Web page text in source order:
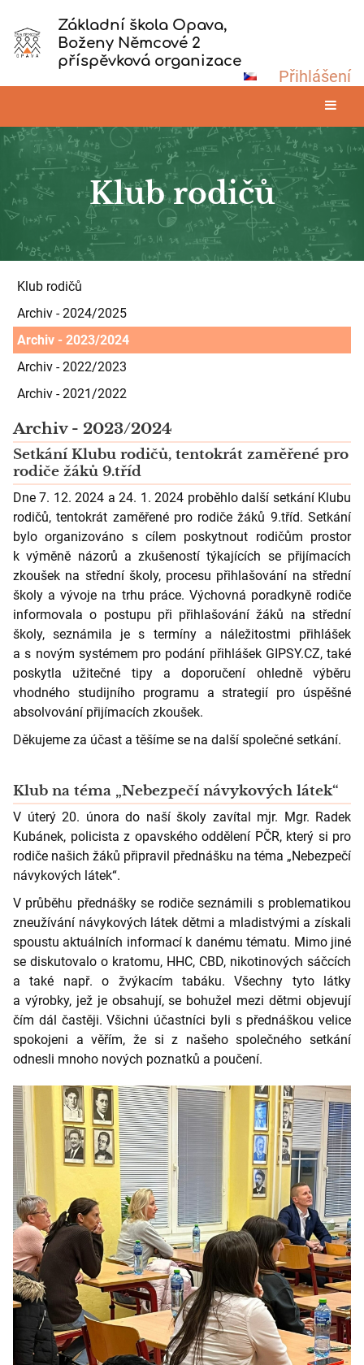
Základní škola Opava,
Boženy Němcové 2
příspěvková organizace
Přihlášení
Klub rodičů
Klub
rodičů
Klub rodičů
Archiv - 2024/2025
Archiv - 2023/2024
Archiv - 2022/2023
Archiv - 2021/2022
Archiv - 2023/2024
Setkání Klubu rodičů, tentokrát zaměřené pro
rodiče žáků 9.tříd
Dne 7. 12. 2024 a 24. 1. 2024 proběhlo další setkání Klubu
rodičů, tentokrát zaměřené pro rodiče žáků 9.tříd. Setkání
bylo organizováno s cílem poskytnout rodičům prostor
k výměně názorů a zkušeností týkajících se přijímacích
zkoušek na střední školy, procesu přihlašování na střední
školy a vývoje na trhu práce. Výchovná poradkyně rodiče
informovala o postupu při přihlašování žáků na střední
školy, seznámila je s termíny a náležitostmi přihlášek
a s novým systémem pro podání přihlášek GIPSY.CZ, také
poskytla užitečné tipy a doporučení ohledně výběru
vhodného studijního programu a strategií pro úspěšné
absolvování přijímacích zkoušek.
Děkujeme za účast a těšíme se na další společné setkání.
Klub na téma „Nebezpečí návykových látek“
V úterý 20. února do naší školy zavítal mjr. Mgr. Radek
Kubánek, policista z opavského oddělení PČR, který si pro
rodiče našich žáků připravil přednášku na téma „Nebezpečí
návykových látek“.
V průběhu přednášky se rodiče seznámili s problematikou
zneužívání návykových látek dětmi a mladistvými a získali
spoustu aktuálních informací k danému tématu. Mimo jiné
se diskutovalo o kratomu, HHC, CBD, nikotinových sáčcích
a také např. o žvýkacím tabáku. Všechny tyto látky
a výrobky, jež je obsahují, se bohužel mezi dětmi objevují
čím dál častěji. Všichni účastníci byli s přednáškou velice
spokojeni a věřím, že si z našeho společného setkání
odnesli mnoho nových poznatků a poučení.